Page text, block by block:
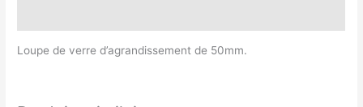
Loupe de verre d’agrandissement de 50mm.